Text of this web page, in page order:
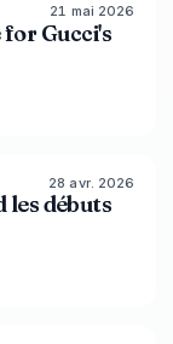
LIVE BRIEF
21 mai 2026
for Gucci's
88% 72
28 avr. 2026
les débuts